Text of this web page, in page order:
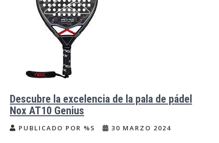
Descubre la excelencia de la pala de pádel
Nox AT10 Genius
PUBLICADO POR %S 30 MARZO 2024